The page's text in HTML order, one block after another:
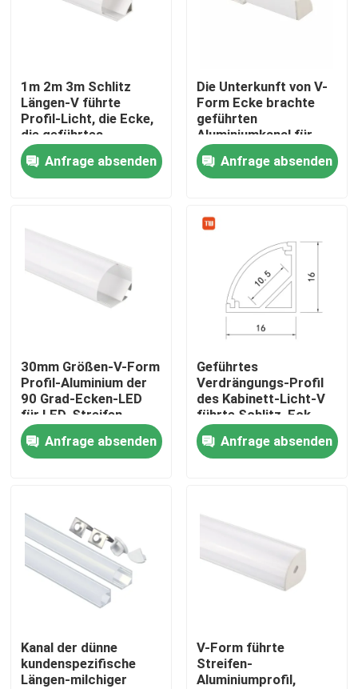
Produkte
Fabrik-Ausflug
Qualitätskontrolle
Nachrichten
Angebrachtes LED-Oberflächenprofil
Profil der Fasergipsplatten-LED
1m 2m 3m Schlitz
Längen-V führte
Profil-Licht, die Ecke,
die geführtes
Verdrängungs-Profil
beleuchtet
Anfrage absenden
Die Unterkunft von V-
Form Ecke brachte
geführten
Aluminiumkanal für
Kabinett-Licht an
Anfrage absenden
30mm Größen-V-Form
Profil-Aluminium der
90 Grad-Ecken-LED
für LED-Streifen
Anfrage absenden
Geführtes
Verdrängungs-Profil
des Kabinett-Licht-V
führte Schlitz, Eck
angebracht Streifen-
Aluminium-Profil
Anfrage absenden
Kanal der dünne
kundenspezifische
Längen-milchiger
V-Form führte
Streifen-
Aluminiumprofil,